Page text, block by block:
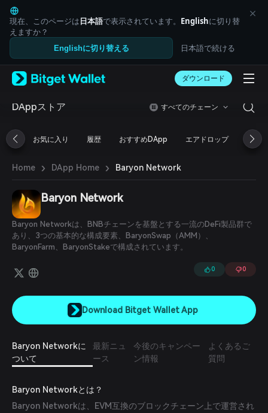
English
日本語
Tiếng Việt
Русский
Español (Latinoamérica)
Italiano
Deutsch
繁體中文
Português (Portugal)
ภาษาไทย
العربية
हिन्दी
বাংলা
Español
Português (Brasil)
Español (Argentina)
現在、このページは日本語で表示されています。 Englishに切り替
えますか？
Englishに切り替える 日本語で続ける
ダウンロード
DAppストア すべてのチェーン
お気に入り 履歴 おすすめDApp エアドロップ DeFi
Home › DApp Home › Baryon Network
Baryon Network
Baryon Networkは、BNBチェーンを基盤とする一流のDeFi製品群で
あり、3つの基本的な構成要素、BaryonSwap（AMM）、
BaryonFarm、BaryonStakeで構成されています。
0 0
Download Bitget Wallet App
Baryon Networkに
ついて
最新ニュ
ース
今後のキャンペー
ン情報
よくあるご
質問
Baryon Networkとは？
Baryon Networkは、EVM互換のブロックチェーン上で運営され